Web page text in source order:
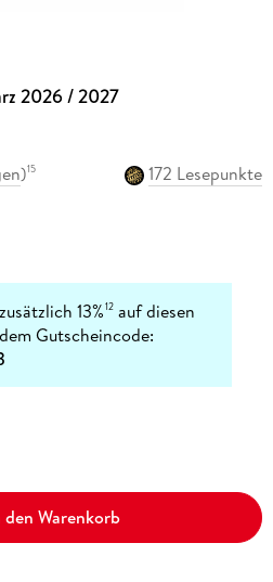
2026 / 2027
)15
172 Lesepunkte
13%12 auf diesen
Gutscheincode:
den Warenkorb